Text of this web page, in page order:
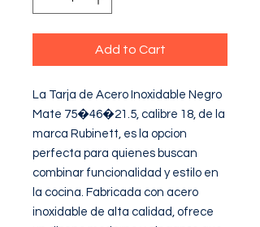
Add to Cart
La Tarja de Acero Inoxidable Negro
Mate 75�46�21.5, calibre 18, de la
marca Rubinett, es la opcion
perfecta para quienes buscan
combinar funcionalidad y estilo en
la cocina. Fabricada con acero
inoxidable de alta calidad, ofrece